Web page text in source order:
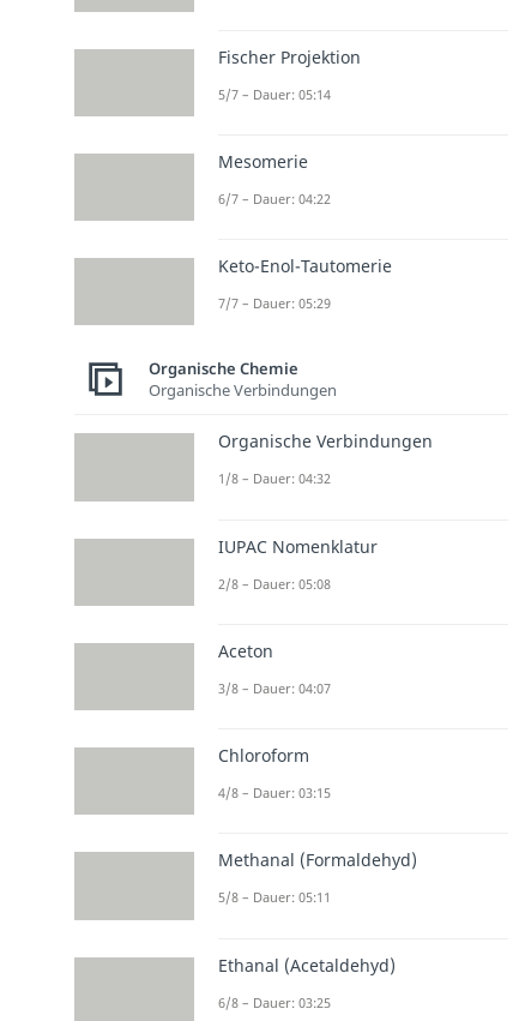
Fischer Projektion
5/7 – Dauer: 05:14
Mesomerie
6/7 – Dauer: 04:22
Keto-Enol-Tautomerie
7/7 – Dauer: 05:29
Organische Chemie
Organische Verbindungen
Organische Verbindungen
1/8 – Dauer: 04:32
IUPAC Nomenklatur
2/8 – Dauer: 05:08
Aceton
3/8 – Dauer: 04:07
Chloroform
4/8 – Dauer: 03:15
Methanal (Formaldehyd)
5/8 – Dauer: 05:11
Ethanal (Acetaldehyd)
6/8 – Dauer: 03:25